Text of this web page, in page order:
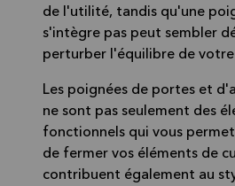
de l'utilité, tandis qu'une
s'intègre pas peut sembler
perturber l'équilibre de votre
Les poignées de portes et
ne sont pas seulement des
fonctionnels qui vous
de fermer vos éléments de
contribuent également au